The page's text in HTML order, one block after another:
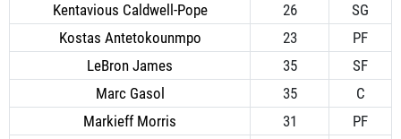
Kentavious Caldwell-Pope
26
SG
Kostas Antetokounmpo
23
PF
LeBron James
35
SF
Marc Gasol
35
C
Markieff Morris
31
PF